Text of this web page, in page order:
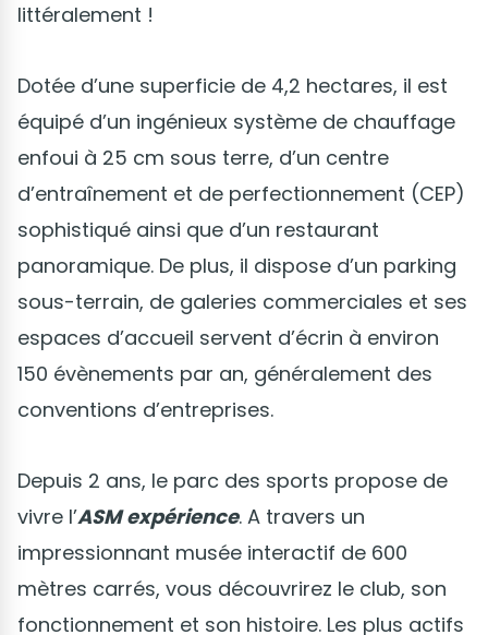
littéralement !
Dotée d’une superficie de 4,2 hectares, il est
équipé d’un ingénieux système de chauffage
enfoui à 25 cm sous terre, d’un centre
d’entraînement et de perfectionnement (CEP)
sophistiqué ainsi que d’un restaurant
panoramique. De plus, il dispose d’un parking
sous-terrain, de galeries commerciales et ses
espaces d’accueil servent d’écrin à environ
150 évènements par an, généralement des
conventions d’entreprises.
Depuis 2 ans, le parc des sports propose de
vivre l’ASM expérience. A travers un
impressionnant musée interactif de 600
mètres carrés, vous découvrirez le club, son
fonctionnement et son histoire. Les plus actifs